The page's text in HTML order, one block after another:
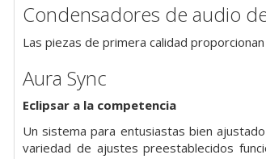
Condensadores de audio
Las piezas de primera calidad
Aura Sync
Eclipsar a la competencia
Un sistema para entusiastas bien
variedad de ajustes preestablecidos